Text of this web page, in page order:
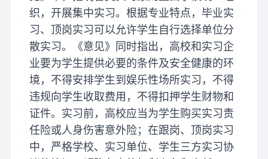
织，开展集中实习。根据专业特点，毕业实
习、顶岗实习可以允许学生自行选择单位分
散实习。《意见》同时指出，高校和实习企
业要为学生提供必要的条件及安全健康的环
境，不得安排学生到娱乐性场所实习，不得
违规向学生收取费用，不得扣押学生财物和
证件。实习前，高校应当为学生购买实习责
任险或人身伤害意外险；在跟岗、顶岗实习
中，严格学校、实习单位、学生三方实习协